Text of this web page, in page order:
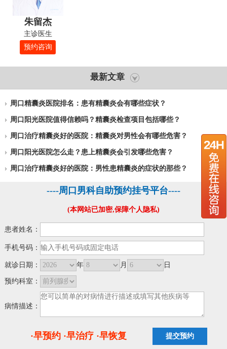
朱留杰
主诊医生
预约咨询
最新文章
周口精囊炎医院排名：患有精囊炎会有哪些症状？
周口阳光医院值得信赖吗？精囊炎检查项目包括哪些？
周口治疗精囊炎好的医院：精囊炎对男性会有哪些危害？
周口阳光医院怎么走？患上精囊炎会引发哪些危害？
周口治疗精囊炎好的医院：男性患精囊炎的症状的那些？
----周口男科自助预约挂号平台----
(本网站已加密,保障个人隐私)
患者姓名：
手机号码：
就诊日期： 年 月 日
预约科室：
病情描述：
·早预约 ·早治疗 ·早恢复